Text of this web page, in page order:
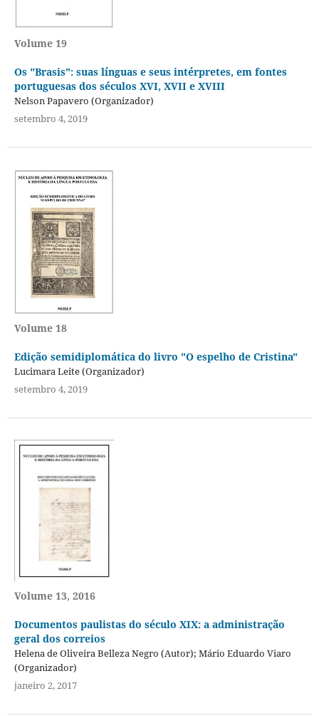
Volume 19
Os "Brasis": suas línguas e seus intérpretes, em fontes
portuguesas dos séculos XVI, XVII e XVIII
Nelson Papavero (Organizador)
setembro 4, 2019
Volume 18
Edição semidiplomática do livro "O espelho de Cristina"
Lucimara Leite (Organizador)
setembro 4, 2019
Volume 13, 2016
Documentos paulistas do século XIX: a administração
geral dos correios
Helena de Oliveira Belleza Negro (Autor); Mário Eduardo Viaro
(Organizador)
janeiro 2, 2017